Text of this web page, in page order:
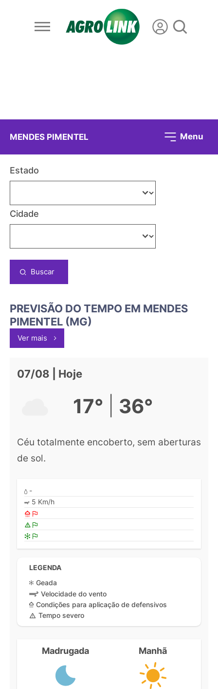
MENDES PIMENTEL Menu
Estado
Cidade
Buscar
PREVISÃO DO TEMPO EM MENDES
PIMENTEL (MG)
Ver mais
07/08 | Hoje
17° 36°
Céu totalmente encoberto, sem aberturas
de sol.
-
5 Km/h
LEGENDA
Geada
Velocidade do vento
Condições para aplicação de defensivos
Tempo severo
Madrugada Manhã